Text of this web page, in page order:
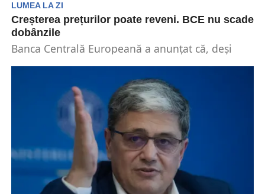
LUMEA LA ZI
Creșterea prețurilor poate reveni. BCE nu scade
dobânzile
Banca Centrală Europeană a anunțat că, deși